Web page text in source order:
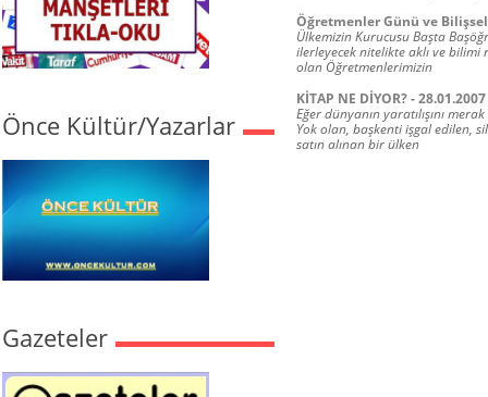
Önce Kültür/Yazarlar
Gazeteler
Öğretmenler Günü ve
Ülkemizin Kurucusu Başta
ilerleyecek nitelikte aklı ve
olan Öğretmenlerimizin
KİTAP NE DİYOR? - 28.01.2007
Eğer dünyanın yaratılışını
Yok olan, başkenti işgal edilen,
satın alınan bir ülken